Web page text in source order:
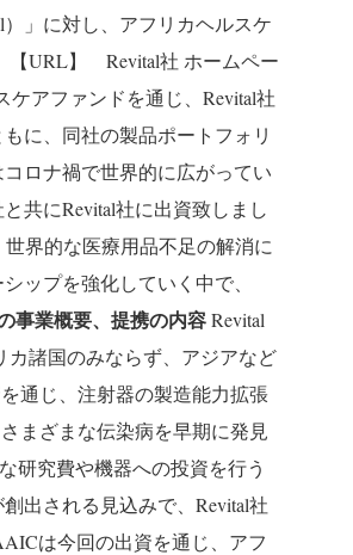
）」に対し、アフリカヘルスケ
【URL】 Revital社 ホームペー
アファンドを通じ、Revital社
に、同社の製品ポートフォリ
ロナ禍で世界的に広がってい
共にRevital社に出資致しまし
界的な医療用品不足の解消に
ップを強化していく中で、
事業概要、提携の内容Revital
カ諸国のみならず、アジアなど
通じ、注射器の製造能力拡張
まざまな伝染病を早期に発見
研究費や機器への投資を行う
出される見込みで、Revital社
は今回の出資を通じ、アフ